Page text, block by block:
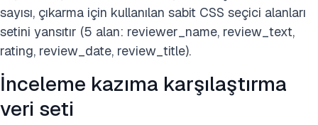
sayısı, çıkarma için kullanılan sabit CSS seçici alanları
setini yansıtır (5 alan: reviewer_name, review_text,
rating, review_date, review_title).
İnceleme kazıma karşılaştırma
veri seti